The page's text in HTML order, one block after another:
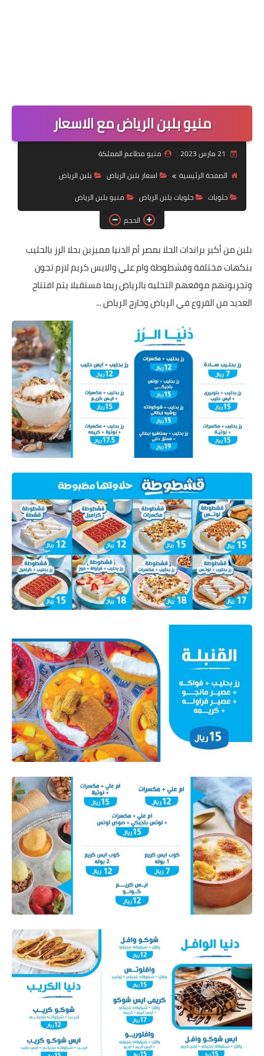
منيو بلبن الرياض مع الاسعار
منيو مطاعم المملكة
الصفحة الرئيسية
اسعار بلبن الرياض
بلبن الرياض
حلويات
حلويات بلبن الرياض
منيو بلبن الرياض
الحجم
بلبن من أكبر براندات الحلا بمصر أم الدنيا مميزين بحلا الرز بالحليب
بنكهات مختلفة وقشطوطة وام علي والايس كريم لازم تجون
وتجربونهم موقعهم التحليه بالرياض ربما مستقبلا يتم افتتاح
العديد من الفروع في الرياض وخارج الرياض ...